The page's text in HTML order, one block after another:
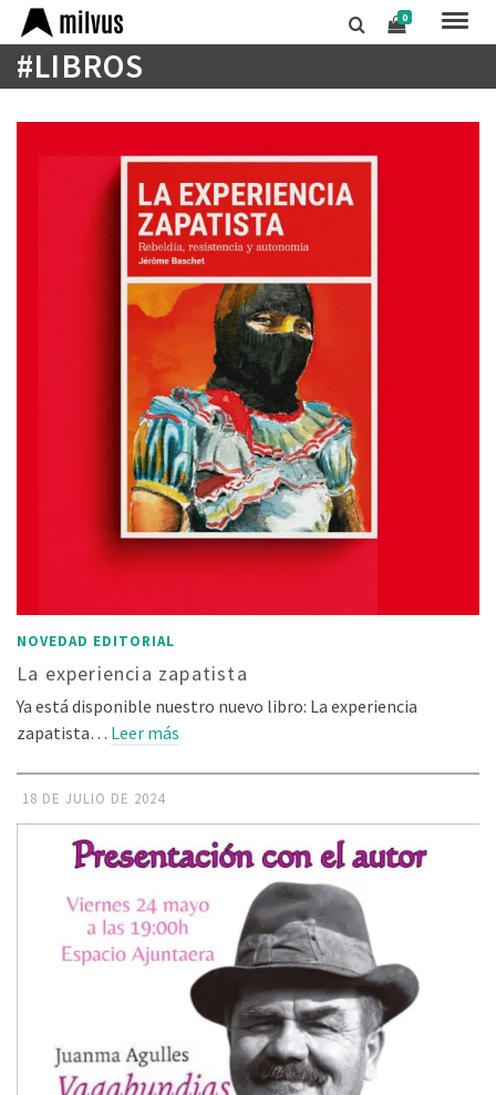
0
#LIBROS
NOVEDAD EDITORIAL
La experiencia zapatista
Ya está disponible nuestro nuevo libro: La experiencia
zapatista… Leer más
18 DE JULIO DE 2024